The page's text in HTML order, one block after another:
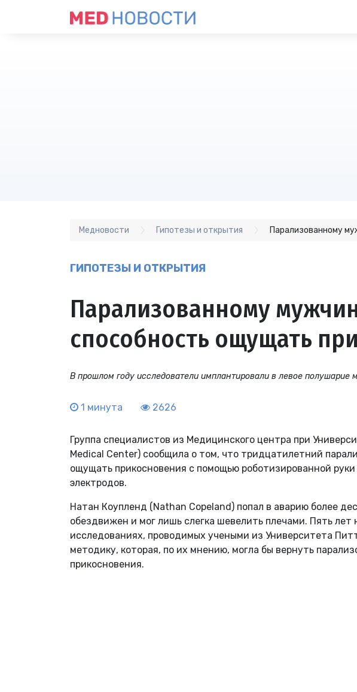
Медновости Гипотезы и открытия Парализованному
ГИПОТЕЗЫ И ОТКРЫТИЯ
Парализованному
способность ощущать
В прошлом году исследователи имплантировали в левое полушарие
1 минута 2626
Группа специалистов из Медицинского центра при
Medical Center) сообщила о том, что тридцатилетний
ощущать прикосновения с помощью роботизированной руки
электродов.
Натан Коупленд (Nathan Copeland) попал в аварию более
обездвижен и мог лишь слегка шевелить плечами. Пять лет
исследованиях, проводимых учеными из Университета
методику, которая, по их мнению, могла бы вернуть
прикосновения.